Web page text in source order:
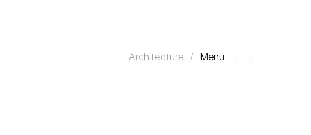
Architecture Menu